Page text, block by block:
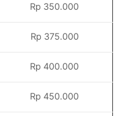
Rp 350.000
Rp 375.000
Rp 400.000
Rp 450.000